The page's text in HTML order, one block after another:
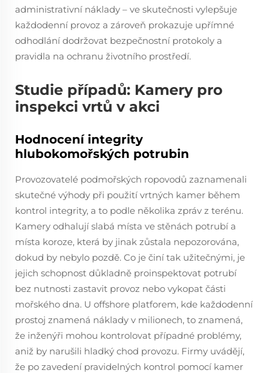
administrativní náklady – ve skutečnosti vylepšuje
každodenní provoz a zároveň prokazuje upřímné
odhodlání dodržovat bezpečnostní protokoly a
pravidla na ochranu životního prostředí.
Studie případů: Kamery pro
inspekci vrtů v akci
Hodnocení integrity
hlubokomořských potrubin
Provozovatelé podmořských ropovodů zaznamenali
skutečné výhody při použití vrtných kamer během
kontrol integrity, a to podle několika zpráv z terénu.
Kamery odhalují slabá místa ve stěnách potrubí a
místa koroze, která by jinak zůstala nepozorována,
dokud by nebylo pozdě. Co je činí tak užitečnými, je
jejich schopnost důkladně proinspektovat potrubí
bez nutnosti zastavit provoz nebo vykopat části
mořského dna. U offshore platforem, kde každodenní
prostoj znamená náklady v milionech, to znamená,
že inženýři mohou kontrolovat případné problémy,
aniž by narušili hladký chod provozu. Firmy uvádějí,
že po zavedení pravidelných kontrol pomocí kamer